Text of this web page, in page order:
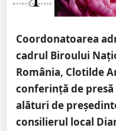
Coordonatoarea
cadrul Biroului
România, Clotilde
conferință de presă
alături de
consilierul local